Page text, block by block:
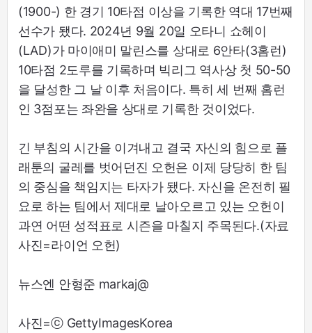
(1900-) 한 경기 10타점 이상을 기록한 역대 17번째
선수가 됐다. 2024년 9월 20일 오타니 쇼헤이
(LAD)가 마이애미 말린스를 상대로 6안타(3홈런)
10타점 2도루를 기록하며 빅리그 역사상 첫 50-50
을 달성한 그 날 이후 처음이다. 특히 세 번째 홈런
인 3점포는 좌완을 상대로 기록한 것이었다.
긴 부침의 시간을 이겨내고 결국 자신의 힘으로 플
래툰의 굴레를 벗어던진 오헌은 이제 당당히 한 팀
의 중심을 책임지는 타자가 됐다. 자신을 온전히 필
요로 하는 팀에서 제대로 날아오르고 있는 오헌이
과연 어떤 성적표로 시즌을 마칠지 주목된다.(자료
사진=라이언 오헌)
뉴스엔 안형준 markaj@
사진=ⓒ GettyImagesKorea